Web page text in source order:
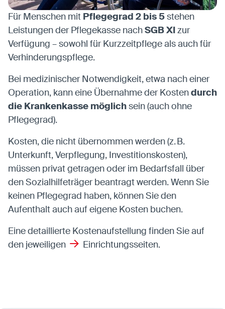
Für Menschen mit Pflegegrad 2 bis 5stehen
Leistungen der Pflegekasse nachSGB XIzur
Verfügung – sowohl für Kurzzeitpflege als auch für
Verhinderungspflege.
Bei medizinischer Notwendigkeit, etwa nach einer
Operation, kann eine Übernahme der Kostendurch
die Krankenkasse möglichsein (auch ohne
Pflegegrad).
Kosten, die nicht übernommen werden (z. B.
Unterkunft, Verpflegung, Investitionskosten),
müssen privat getragen oder im Bedarfsfall über
den Sozialhilfeträger beantragt werden. Wenn Sie
keinen Pflegegrad haben, können Sie den
Aufenthalt auch auf eigene Kosten buchen.
Eine detaillierte Kostenaufstellung finden Sie auf
den jeweiligen
Einrichtungsseiten.